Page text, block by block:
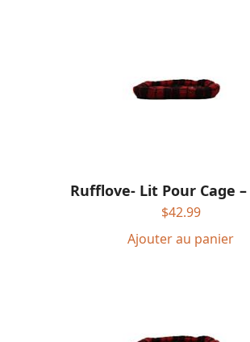
Rufflove- Lit Pour Cage –
$42.99
Ajouter au panier